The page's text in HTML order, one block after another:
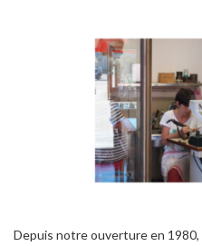
Depuis notre ouverture en